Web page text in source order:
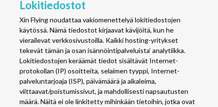
Lokitiedostot
Xin Flying noudattaa vakiomenettelyä lokitiedostojen
käytössä. Nämä tiedostot kirjaavat kävijöitä, kun he
vierailevat verkkosivustoilla. Kaikki hosting-yritykset
tekevät tämän ja osan isännöintipalveluista’ analytiikka.
Lokitiedostojen keräämät tiedot sisältävät Internet-
protokollan (IP) osoitteita, selaimen tyyppi, Internet-
palveluntarjoaja (ISP), päivämäärä ja aikaleima,
viittaavat/poistumissivut, ja mahdollisesti napsautusten
määrä. Näitä ei ole linkitetty mihinkään tietoihin, jotka ovat